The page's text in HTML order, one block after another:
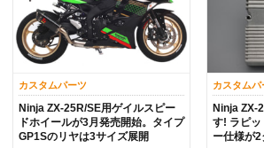
カスタムパーツ
Ninja ZX-25R/SE用ゲイルスピー
ドホイールが3月発売開始。タイプ
GP1Sのリヤは3サイズ展開
カスタムパ
Ninja ZX-
す! ラピッ
ー仕様が